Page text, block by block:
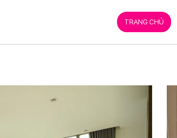
TRANG CHỦ